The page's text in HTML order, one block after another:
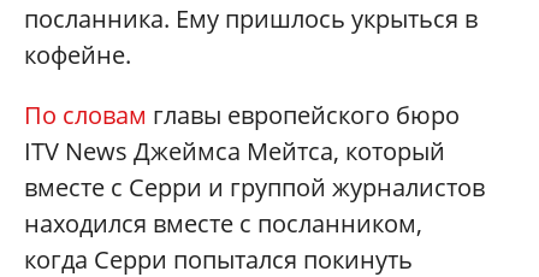
посланника. Ему пришлось укрыться в
кофейне.
По словам главы европейского бюро
ITV News Джеймса Мейтса, который
вместе с Серри и группой журналистов
находился вместе с посланником,
когда Серри попытался покинуть